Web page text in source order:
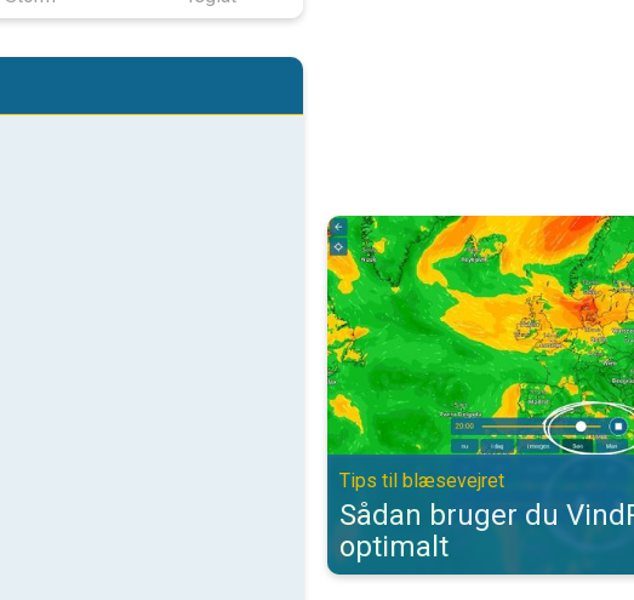
Sådan bruger du VindRadaren
Tips til blæsevejret
Sådan bruger du
optimalt